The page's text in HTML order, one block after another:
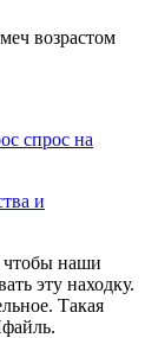
спрос на
и
чтобы наши
эту находку.
Такая